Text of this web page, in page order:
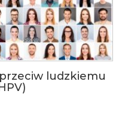
ludzkiemu